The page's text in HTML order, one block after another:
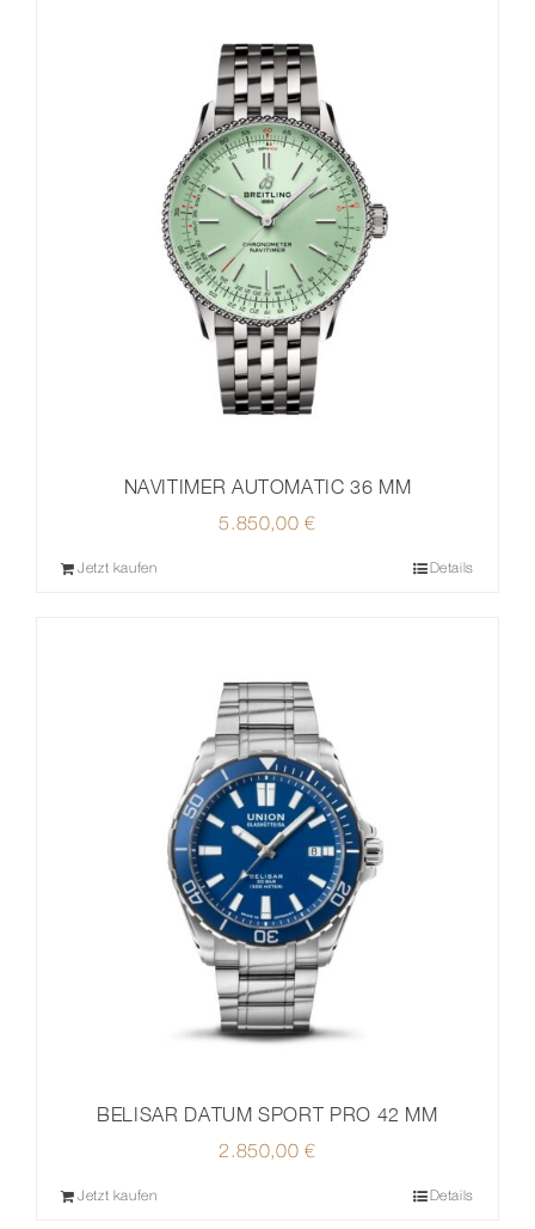
NAVITIMER AUTOMATIC 36 MM
5.850,00€
Jetzt kaufen Details
BELISAR DATUM SPORT PRO 42 MM
2.850,00€
Jetzt kaufen Details